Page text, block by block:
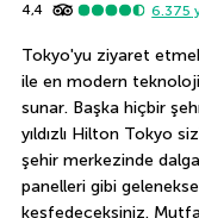
4,4 6.375
Tokyo'yu ziyaret
ile en modern
sunar. Başka hiçbir
yıldızlı Hilton Tokyo
şehir merkezinde
panelleri gibi
keşfedeceksiniz.